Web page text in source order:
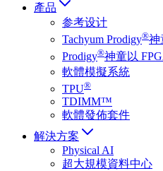
產品
参考设计
Tachyum Prodigy®神
Prodigy®神童以
軟體模擬系統
TPU®
TDIMM™
軟體發佈套件
解決方案
Physical AI
超大規模資料中心